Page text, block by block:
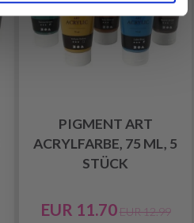
PIGMENT ART
ACRYLFARBE, 75 ML, 5
STÜCK
EUR 11.70 EUR 12.99